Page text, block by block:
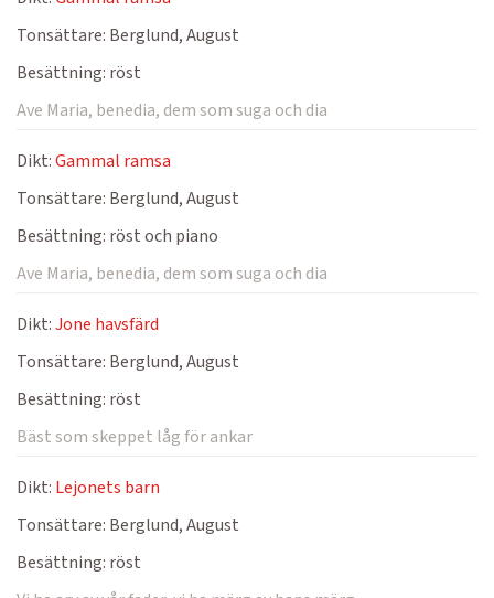
Tonsättare: Berglund, August
Besättning: röst
Ave Maria, benedia, dem som suga och dia
Dikt:Gammal ramsa
Tonsättare: Berglund, August
Besättning: röst och piano
Ave Maria, benedia, dem som suga och dia
Dikt:Jone havsfärd
Tonsättare: Berglund, August
Besättning: röst
Bäst som skeppet låg för ankar
Dikt: Lejonets barn
Tonsättare: Berglund, August
Besättning: röst